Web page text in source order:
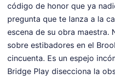
código de honor que ya
pregunta que te lanza a la
escena de su obra maestra.
sobre estibadores en el
cincuenta. Es un espejo
Bridge Play disecciona la